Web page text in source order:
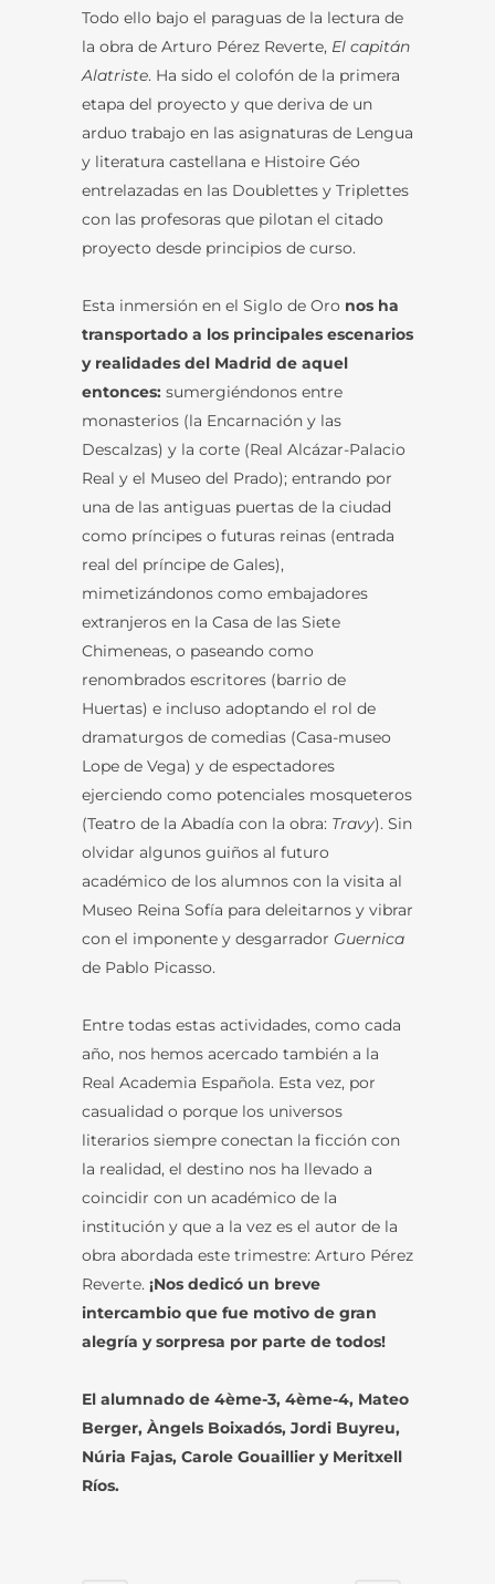
Todo ello bajo el paraguas de la lectura de
la obra de Arturo Pérez Reverte, El capitán
Alatriste. Ha sido el colofón de la primera
etapa del proyecto y que deriva de un
arduo trabajo en las asignaturas de Lengua
y literatura castellana e Histoire Géo
entrelazadas en las Doublettes y Triplettes
con las profesoras que pilotan el citado
proyecto desde principios de curso.
Esta inmersión en el Siglo de Oro nos ha
transportado a los principales escenarios
y realidades del Madrid de aquel
entonces: sumergiéndonos entre
monasterios (la Encarnación y las
Descalzas) y la corte (Real Alcázar-Palacio
Real y el Museo del Prado); entrando por
una de las antiguas puertas de la ciudad
como príncipes o futuras reinas (entrada
real del príncipe de Gales),
mimetizándonos como embajadores
extranjeros en la Casa de las Siete
Chimeneas, o paseando como
renombrados escritores (barrio de
Huertas) e incluso adoptando el rol de
dramaturgos de comedias (Casa-museo
Lope de Vega) y de espectadores
ejerciendo como potenciales mosqueteros
(Teatro de la Abadía con la obra: Travy). Sin
olvidar algunos guiños al futuro
académico de los alumnos con la visita al
Museo Reina Sofía para deleitarnos y vibrar
con el imponente y desgarrador Guernica
de Pablo Picasso.
Entre todas estas actividades, como cada
año, nos hemos acercado también a la
Real Academia Española. Esta vez, por
casualidad o porque los universos
literarios siempre conectan la ficción con
la realidad, el destino nos ha llevado a
coincidir con un académico de la
institución y que a la vez es el autor de la
obra abordada este trimestre: Arturo Pérez
Reverte. ¡Nos dedicó un breve
intercambio que fue motivo de gran
alegría y sorpresa por parte de todos!
El alumnado de 4ème-3, 4ème-4, Mateo
Berger, Àngels Boixadós, Jordi Buyreu,
Núria Fajas, Carole Gouaillier y Meritxell
Ríos.